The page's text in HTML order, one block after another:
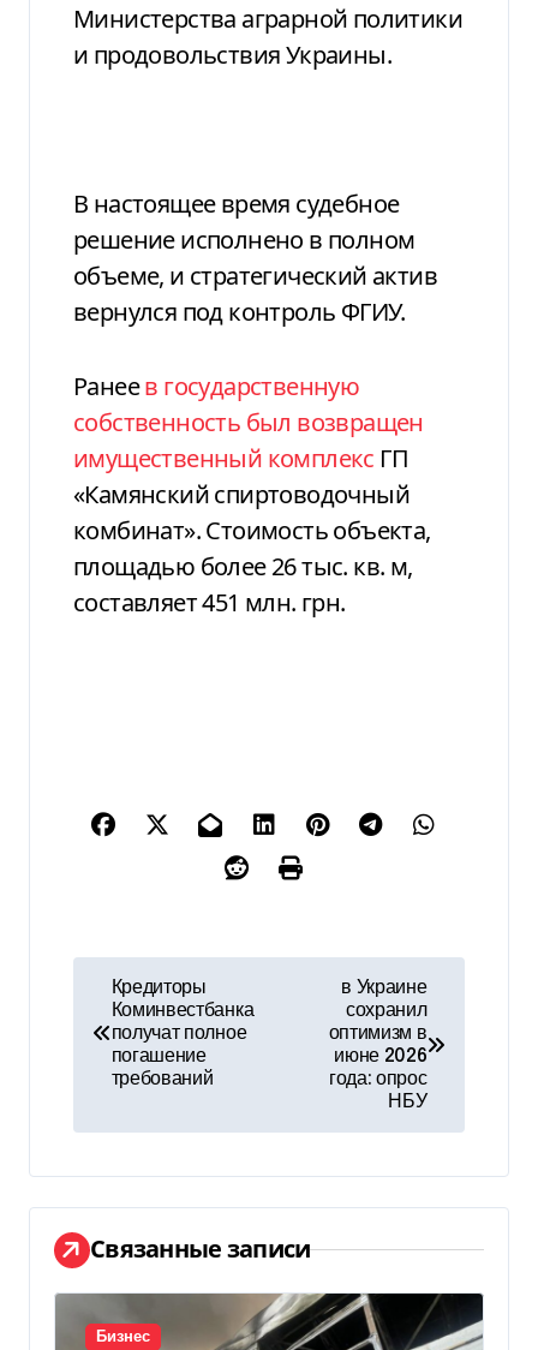
Министерства аграрной политики
и продовольствия Украины.
В настоящее время судебное
решение исполнено в полном
объеме, и стратегический актив
вернулся под контроль ФГИУ.
Ранеев государственную
собственность был возвращен
имущественный комплекс ГП
«Камянский спиртоводочный
комбинат». Стоимость объекта,
площадью более 26 тыс. кв. м,
составляет 451 млн. грн.
и
г
а
ц
и
Кредиторы
Коминвестбанка
получат полное
погашение
требований
в Украине
сохранил
оптимизм в
июне 2026
года: опрос
НБУ
Связанные записи
Бизнес